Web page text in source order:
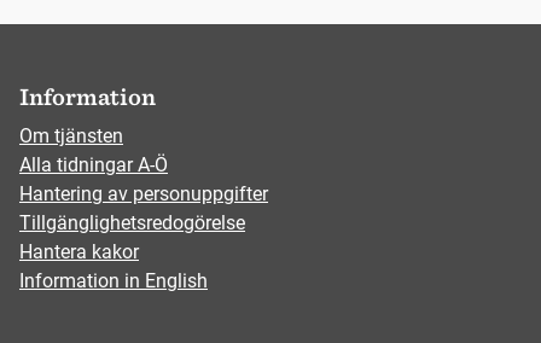
Information
Om tjänsten
Alla tidningar A-Ö
Hantering av personuppgifter
Tillgänglighetsredogörelse
Hantera kakor
Information in English